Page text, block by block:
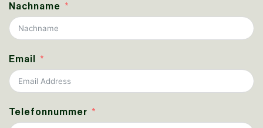
Nachname
Email
Telefonnummer